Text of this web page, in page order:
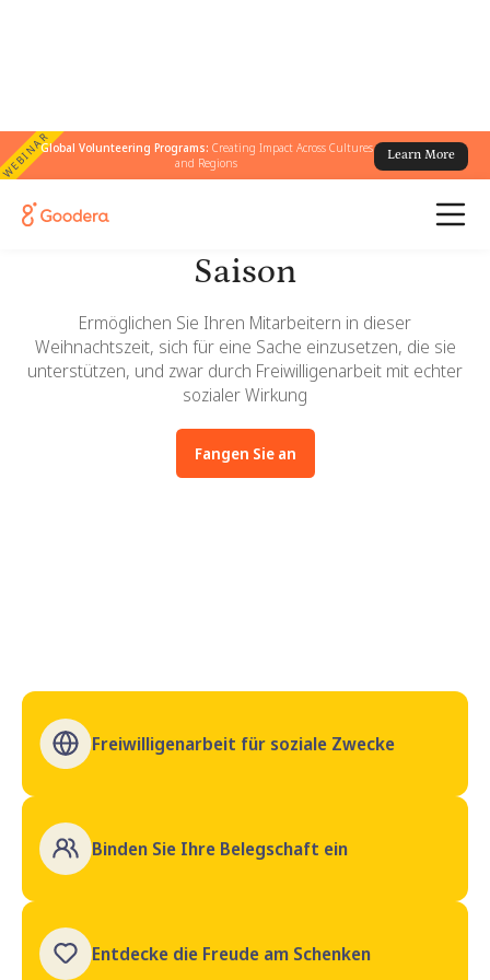
WEBINARGlobal Volunteering Programs: Creating Impact Across Cultures
and Regions
Learn More
„Das ist die kommende
Saison
Ermöglichen Sie Ihren Mitarbeitern in dieser
Weihnachtszeit, sich für eine Sache einzusetzen, die sie
unterstützen, und zwar durch Freiwilligenarbeit mit echter
sozialer Wirkung
Fangen Sie an
Freiwilligenarbeit für soziale Zwecke
Binden Sie Ihre Belegschaft ein
Entdecke die Freude am Schenken